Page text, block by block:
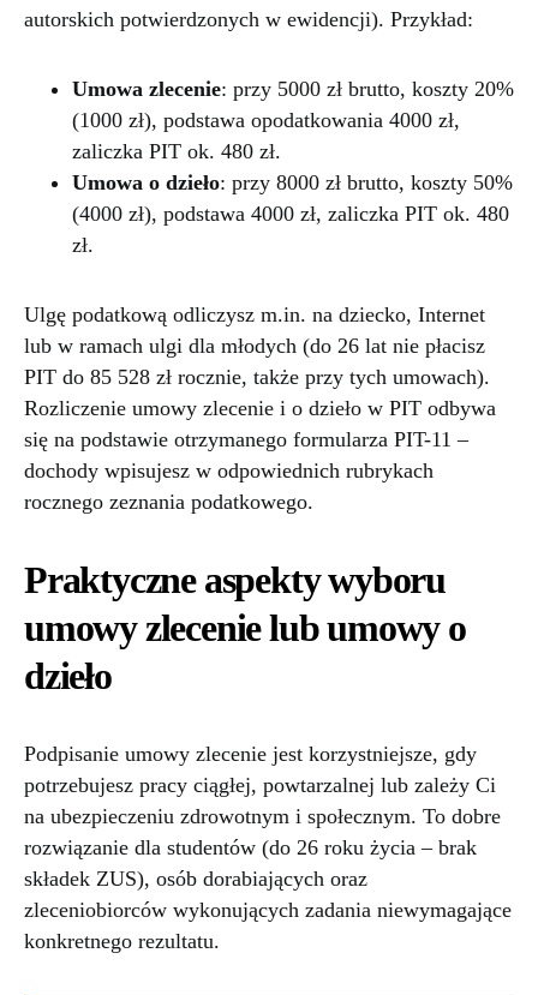
autorskich potwierdzonych w ewidencji). Przykład:
Umowa zlecenie: przy 5000 zł brutto, koszty 20%
(1000 zł), podstawa opodatkowania 4000 zł,
zaliczka PIT ok. 480 zł.
Umowa o dzieło: przy 8000 zł brutto, koszty 50%
(4000 zł), podstawa 4000 zł, zaliczka PIT ok. 480
zł.
Ulgę podatkową odliczysz m.in. na dziecko, Internet
lub w ramach ulgi dla młodych (do 26 lat nie płacisz
PIT do 85 528 zł rocznie, także przy tych umowach).
Rozliczenie umowy zlecenie i o dzieło w PIT odbywa
się na podstawie otrzymanego formularza PIT-11 –
dochody wpisujesz w odpowiednich rubrykach
rocznego zeznania podatkowego.
Praktyczne aspekty wyboru
umowy zlecenie lub umowy o
dzieło
Podpisanie umowy zlecenie jest korzystniejsze, gdy
potrzebujesz pracy ciągłej, powtarzalnej lub zależy Ci
na ubezpieczeniu zdrowotnym i społecznym. To dobre
rozwiązanie dla studentów (do 26 roku życia – brak
składek ZUS), osób dorabiających oraz
zleceniobiorców wykonujących zadania niewymagające
konkretnego rezultatu.